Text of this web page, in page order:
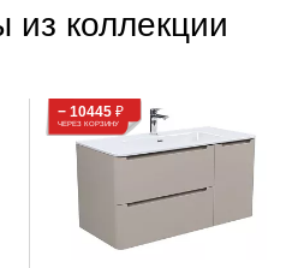
из коллекции
− 10445 ₽
ЧЕРЕЗ КОРЗИНУ